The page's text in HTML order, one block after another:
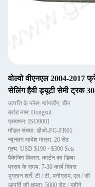
वोल्वो वीएनएल 2004-2017
सेलिंग हैवी ड्यूटी सेमी ट्रक
उत्पत्ति के प्लेस: ग्वांगडोंग, चीन
ब्रांड नाम: Dongsui
प्रमाणन: ISO9001
मॉडल संख्या: डीओ-FG-FR01
न्यूनतम आदेश मात्रा: 20 सेट
मूल्य: USD $190 ~$300 Sets
पैकेजिंग विवरण: कार्टन का डिब्बा
प्रसव के समय: 7-30 कार्य दिवस
भुगतान शर्तें: टी / टी, मनीग्राम, एल / सी
आपूर्ति की क्षमता: 5000 सेट / महीने